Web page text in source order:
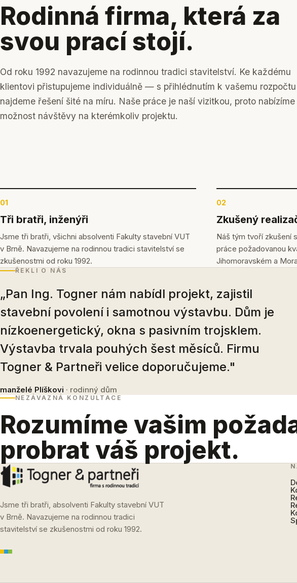
Rodinná firma, která za
svou prací stojí.
Od roku 1992 navazujeme na rodinnou tradici stavitelství. Ke každému
klientovi přistupujeme individuálně — s přihlédnutím k vašemu rozpočtu
najdeme řešení šité na míru. Naše práce je naší vizitkou, proto nabízíme
možnost návštěvy na kterémkoliv projektu.
01
Tři bratři, inženýři
Jsme tři bratři, všichni absolventi Fakulty stavební VUT
v Brně. Navazujeme na rodinnou tradici stavitelství se
zkušenostmi od roku 1992.
02
Zkušený
Náš tým tvoří zkušení
práce požadovanou
Jihomoravském a
ŘEKLI O NÁS
„Pan Ing. Togner nám nabídl projekt, zajistil
stavební povolení i samotnou výstavbu. Dům je
nízkoenergetický, okna s pasivním trojsklem.
Výstavba trvala pouhých šest měsíců. Firmu
Togner & Partneři velice doporučujeme."
manželé Plíškovi · rodinný dům
NEZÁVAZNÁ KONZULTACE
Rozumíme vašim
probrat váš projekt.
Jsme tři bratři, absolventi Fakulty stavební VUT
v Brně. Navazujeme na rodinnou tradici
stavitelství se zkušenostmi od roku 1992.